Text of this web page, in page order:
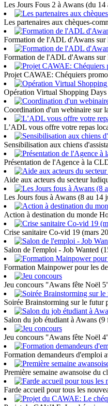
Les Jours Fous 2 à Awans (du
Les partenaires aux chèques-
Formation de l'ADL d'Awans sur
Formation de l'ADL d'Awans sur
Projet CAWAE: Chéquiers
Opération Virtual Shopping
Coordination d'un webinaire sur
L’ADL vous offre votre repas
Sensibilisation aux chiens
Présentation de l'Agence à la
Aide aux acteurs du secteur
Les Jours fous à Awans (8 au 14
Action à destination du monde
Crise sanitaire Co-vid 19 (mars
Salon de l'emploi - Job Wanted
Formation Mainpower pour les
Jeu concours "Awans fête Noël
Soirée Brainstorming sur le futur
Salon du job étudiant à Awans
Jeu concours "Awans fête Noël
Formation demandeurs d'emploi
Première semaine awansoise du
Farde accueil pour tous les